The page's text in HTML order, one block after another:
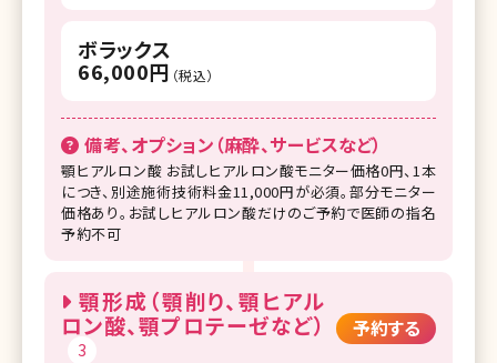
ボラックス
66,000円 （税込）
備考、オプション（麻酔、サービスなど）
顎ヒアルロン酸 お試しヒアルロン酸モニター価格0円、1本
につき、別途施術技術料金11,000円が必須。部分モニター
価格あり。お試しヒアルロン酸だけのご予約で医師の指名
予約不可
顎形成（顎削り、顎ヒアル
ロン酸、顎プロテーゼなど）
3
予約する